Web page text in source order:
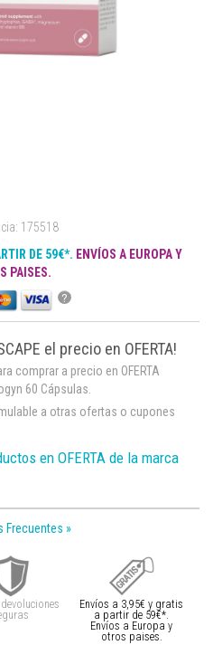
175518
DE 59€*. ENVÍOS A EUROPA Y
PAISES.
?
el precio en OFERTA!
comprar a precio en OFERTA
60 Cápsulas.
a otras ofertas o cupones
en OFERTA de la marca
Frecuentes »
Envíos a 3,95€ y gratis
a partir de 59€*.
Envíos a Europa y
otros paises.